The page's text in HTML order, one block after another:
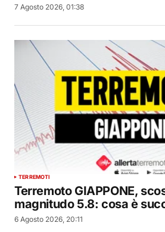
7 Agosto 2026, 01:38
TERREMOTI
Terremoto GIAPPONE,
magnitudo 5.8: cosa è
6 Agosto 2026, 20:11